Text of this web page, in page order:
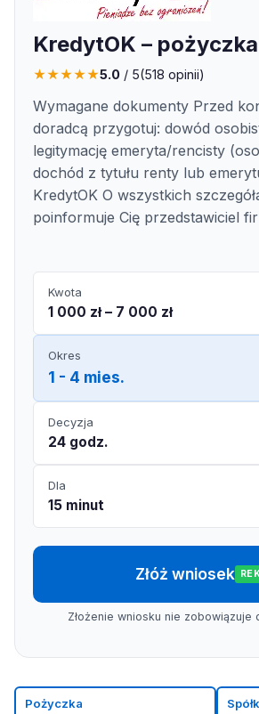
KredytOK –
★★★★★5.0 / 5(518 opinii)
Wymagane dokumenty Przed
doradcą przygotuj: dowód
legitymację emeryta/rencisty
dochód z tytułu renty lub
KredytOK O wszystkich
poinformuje Cię przedstawiciel
Kwota
1 000 zł – 7 000 zł
Okres
1 - 4 mies.
Decyzja
24 godz.
Dla
15 minut
Złóż wniosek
Złożenie wniosku nie zobowiązuje
Pożyczka